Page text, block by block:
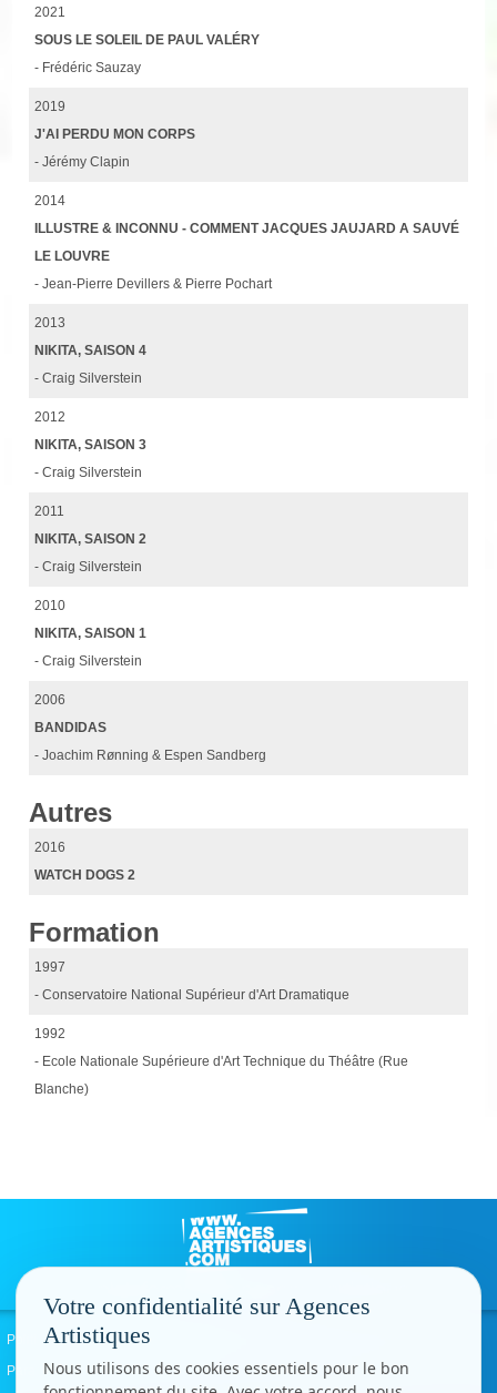
2021
SOUS LE SOLEIL DE PAUL VALÉRY
- Frédéric Sauzay
2019
J'AI PERDU MON CORPS
- Jérémy Clapin
2014
ILLUSTRE & INCONNU - COMMENT JACQUES JAUJARD A SAUVÉ
LE LOUVRE
- Jean-Pierre Devillers & Pierre Pochart
2013
NIKITA, SAISON 4
- Craig Silverstein
2012
NIKITA, SAISON 3
- Craig Silverstein
2011
NIKITA, SAISON 2
- Craig Silverstein
2010
NIKITA, SAISON 1
- Craig Silverstein
2006
BANDIDAS
- Joachim Rønning & Espen Sandberg
Autres
2016
WATCH DOGS 2
Formation
1997
- Conservatoire National Supérieur d'Art Dramatique
1992
- Ecole Nationale Supérieure d'Art Technique du Théâtre (Rue
Blanche)
Politique de confidentialité
Paramètres cookies
Votre confidentialité sur Agences
Artistiques
Nous utilisons des cookies essentiels pour le bon